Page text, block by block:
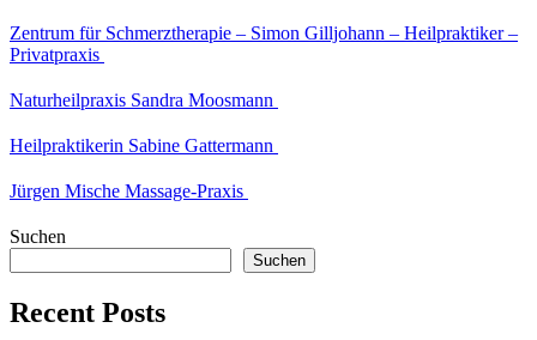
Zentrum für Schmerztherapie – Simon Gilljohann – Heilpraktiker –
Privatpraxis
Naturheilpraxis Sandra Moosmann
Heilpraktikerin Sabine Gattermann
Jürgen Mische Massage-Praxis
Suchen
Suchen
Recent Posts